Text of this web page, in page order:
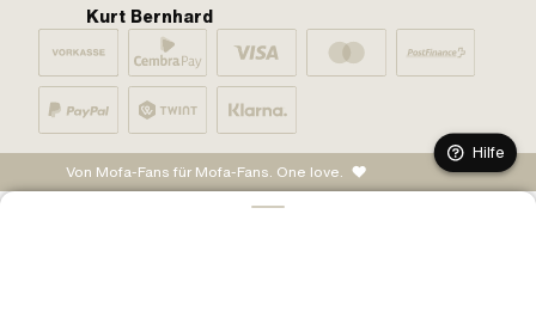
Kurt Bernhard
Von Mofa-Fans für Mofa-Fans. One love.
Hilfe